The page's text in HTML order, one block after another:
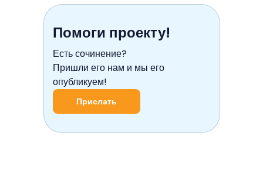
Помоги проекту!
Есть сочинение?
Пришли его нам и мы его
опубликуем!
Прислать